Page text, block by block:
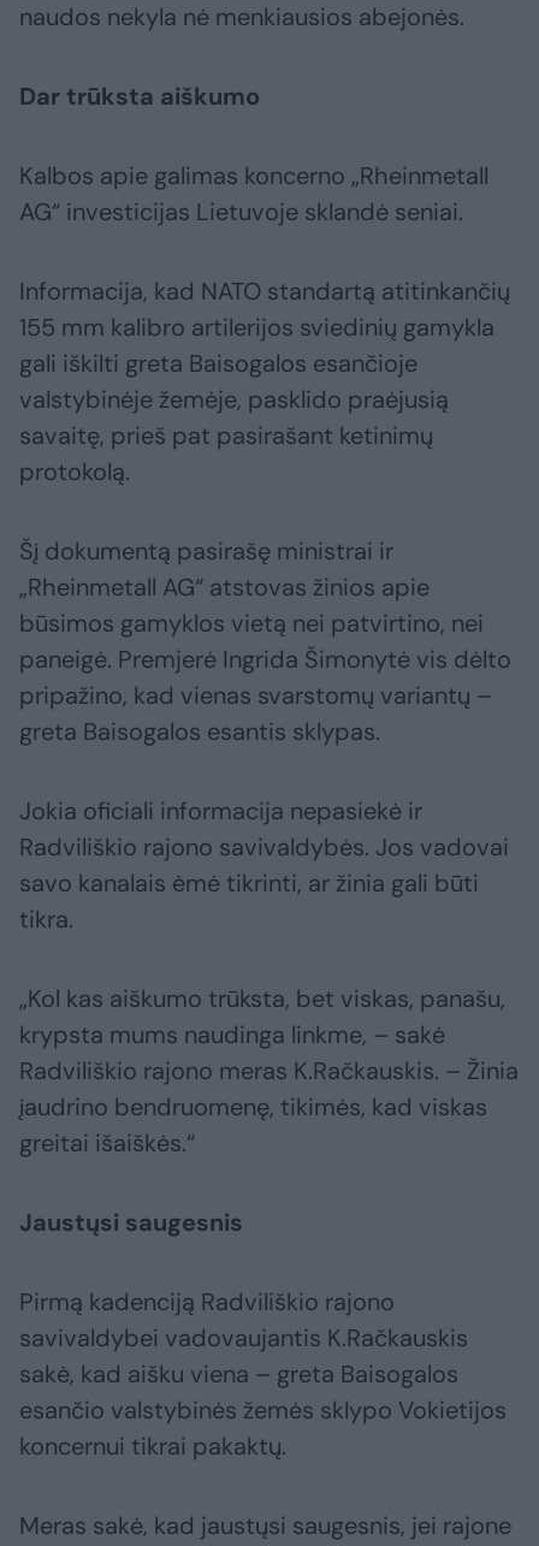
naudos nekyla nė menkiausios abejonės.
Dar trūksta aiškumo
Kalbos apie galimas koncerno „Rheinmetall
AG“ investicijas Lietuvoje sklandė seniai.
Informacija, kad NATO standartą atitinkančių
155 mm kalibro artilerijos sviedinių gamykla
gali iškilti greta Baisogalos esančioje
valstybinėje žemėje, pasklido praėjusią
savaitę, prieš pat pasirašant ketinimų
protokolą.
Šį dokumentą pasirašę ministrai ir
„Rheinmetall AG“ atstovas žinios apie
būsimos gamyklos vietą nei patvirtino, nei
paneigė. Premjerė Ingrida Šimonytė vis dėlto
pripažino, kad vienas svarstomų variantų –
greta Baisogalos esantis sklypas.
Jokia oficiali informacija nepasiekė ir
Radviliškio rajono savivaldybės. Jos vadovai
savo kanalais ėmė tikrinti, ar žinia gali būti
tikra.
„Kol kas aiškumo trūksta, bet viskas, panašu,
krypsta mums naudinga linkme, – sakė
Radviliškio rajono meras K.Račkauskis. – Žinia
įaudrino bendruomenę, tikimės, kad viskas
greitai išaiškės.“
Jaustųsi saugesnis
Pirmą kadenciją Radviliškio rajono
savivaldybei vadovaujantis K.Račkauskis
sakė, kad aišku viena – greta Baisogalos
esančio valstybinės žemės sklypo Vokietijos
koncernui tikrai pakaktų.
Meras sakė, kad jaustųsi saugesnis, jei rajone